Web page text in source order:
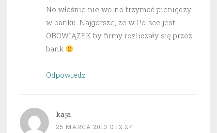
No właśnie nie wolno trzymać pieniędzy
w banku. Najgorsze, że w Polsce jest
OBOWIĄZEK by firmy rozliczały się przez
bank
Odpowiedz
kaja
25 MARCA 2013 O 12:27